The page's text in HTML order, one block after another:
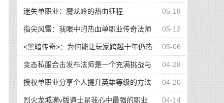
的核心职业 05-18
迷失单职业：魔龙岭的热血征程
05-12
指尖风雷：我眼中的热血单职业传奇法师
05-06
<黑暗传奇>：为何能让玩家跨越十年仍热
血沸腾？ 04-28
变态私服合击发布法师是一个充满挑战与
孤独的职业 04-20
授权单职业分享个人提升英雄等级的方法
04-14
烈火龙城满v版道士是我心中最强的职业